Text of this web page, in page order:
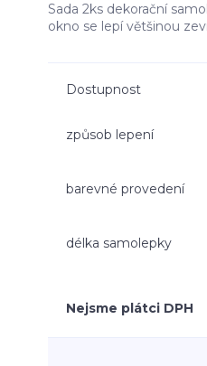
Sada 2ks dekorační
okno se lepí většinou
Dostupnost
způsob lepení
barevné provedení
délka samolepky
Nejsme plátci DPH